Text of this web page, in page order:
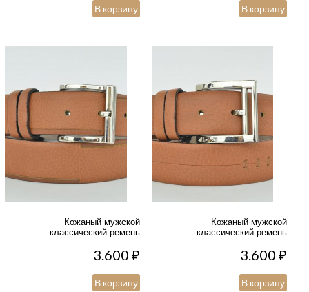
В корзину В корзину
Кожаный мужской
классический ремень
3.600₽
В корзину
Кожаный мужской
классический ремень
3.600₽
В корзину